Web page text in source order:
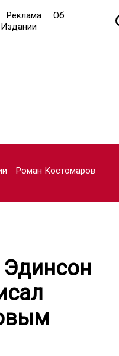
Реклама
Об
Издании
Роман Костомаров